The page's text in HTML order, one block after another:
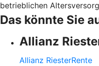
betrieblichen
Das könnte Sie
Allianz
Allianz RiesterRente